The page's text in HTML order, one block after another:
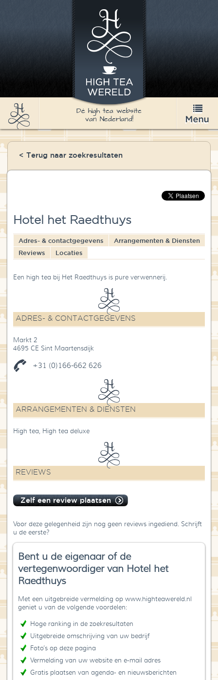
High Tea
Recepten
Over High Tea Wereld
Dé high tea website
van Nederland!
< Terug naar zoekresultaten
Hotel het Raedthuys
Adres- & contactgegevens
Arrangementen & Diensten
Reviews
Locaties
Een high tea bij Het Raedthuys is pure verwennerij.
ADRES- & CONTACTGEGEVENS
Markt 2
4695 CE Sint Maartensdijk
+31 (0)166-662 626
ARRANGEMENTEN & DIENSTEN
High tea, High tea deluxe
REVIEWS
Zelf een review plaatsen
Voor deze gelegenheid zijn nog geen reviews ingediend. Schrijft
u de eerste?
Bent u de eigenaar of de
vertegenwoordiger van Hotel het
Raedthuys
Met een uitgebreide vermelding op www.highteawereld.nl
geniet u van de volgende voordelen:
Hoge ranking in de zoekresultaten
Uitgebreide omschrijving van uw bedrijf
Foto’s op deze pagina
Vermelding van uw website en e-mail adres
Gratis plaatsen van agenda- en nieuwsberichten